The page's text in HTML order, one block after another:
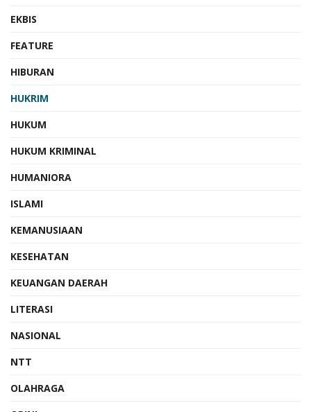
EKBIS
FEATURE
HIBURAN
HUKRIM
HUKUM
HUKUM KRIMINAL
HUMANIORA
ISLAMI
KEMANUSIAAN
KESEHATAN
KEUANGAN DAERAH
LITERASI
NASIONAL
NTT
OLAHRAGA